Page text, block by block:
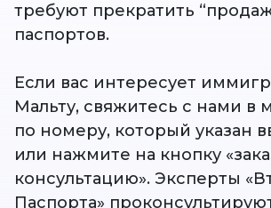
требуют прекратить
паспортов.
Если вас интересует
Мальту, свяжитесь с нами в
по номеру, который указан
или нажмите на кнопку
консультацию». Эксперты
Паспорта»